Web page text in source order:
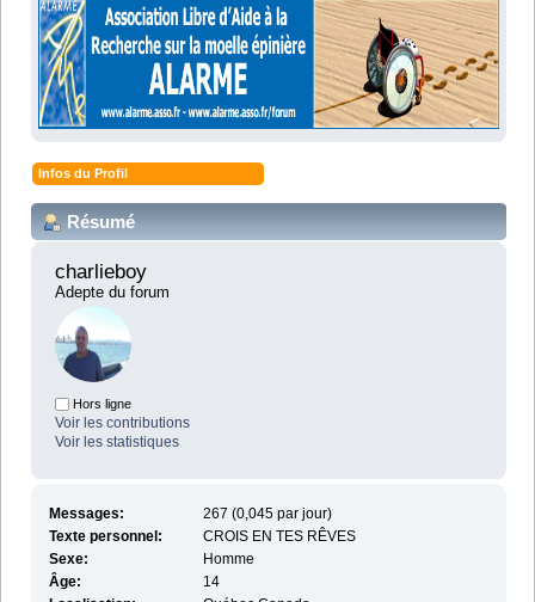
Infos du Profil
Résumé
charlieboy
Adepte du forum
Hors ligne
Voir les contributions
Voir les statistiques
Messages:
267 (0,045 par jour)
Texte personnel:
CROIS EN TES RÊVES
Sexe:
Homme
Âge:
14